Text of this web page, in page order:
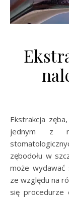
Ekstrakcja zęba, znana również jako wyrwanie zęba, jest
jednym z
zębodołu w
może wydawać
ze względu na
się procedurze